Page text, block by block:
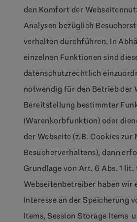
den Komfort der
Analysen bezüglich
verhalten durchführen. In
einzelnen Funktionen sind
datenschutzrechtlich
notwendig für den Betrieb der
Bereitstellung bestimmter
(Warenkorbfunktion) oder
der Webseite (z.B. Cookies zur
Besucherverhaltens), dann
Grundlage von Art. 6 Abs. 1 lit.
Webseitenbetreiber haben wir
Interesse an der Speicherung
Items, Session Storage Items